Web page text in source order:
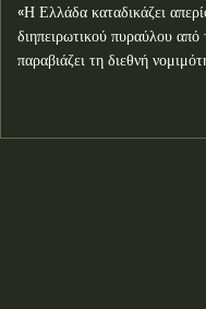
«Η Ελλάδα καταδικάζει
διηπειρωτικού πυραύλου
παραβιάζει τη διεθνή